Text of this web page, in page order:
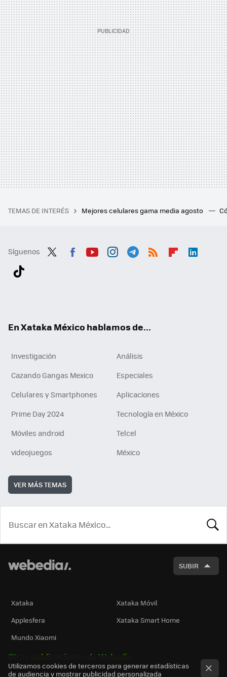
TEMAS DE INTERÉS Mejores celulares gama media agosto
Síguenos
En Xataka México hablamos de...
Investigación
Análisis
Cazando Gangas Mexico
Especiales
Celulares y Smartphones
Aplicaciones
Prime Day 2024
Tecnología en México
Móviles android
Telcel
videojuegos
México
VER MÁS TEMAS
SUBIR
Xataka
Xataka Móvil
Applesfera
Xataka Smart Home
Mundo Xiaomi
Otras publicaciones de Webedia
Utilizamos cookies de terceros para generar estadísticas
de audiencia y mostrar publicidad personalizada